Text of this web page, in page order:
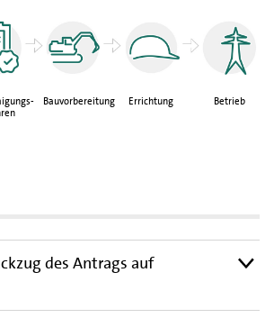
Bauvorbereitung Errichtung Betrieb
des Antrags auf